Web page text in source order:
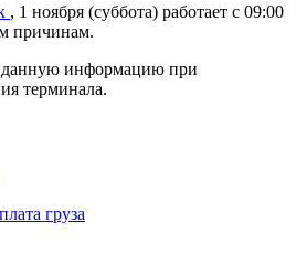
, 1 ноября (суббота) работает с 09:00
причинам.
информацию при
терминала.
груза